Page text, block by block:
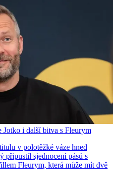
i další bitva s Fleurym
v polotěžké váze hned
připustil sjednocení pásů s
Fleurym, která může mít dvě